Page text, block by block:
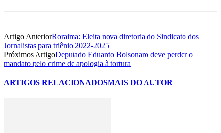
Artigo AnteriorRoraima: Eleita nova diretoria do Sindicato dos
Jornalistas para triênio 2022-2025
Próximos ArtigoDeputado Eduardo Bolsonaro deve perder o
mandato pelo crime de apologia à tortura
ARTIGOS RELACIONADOSMAIS DO AUTOR